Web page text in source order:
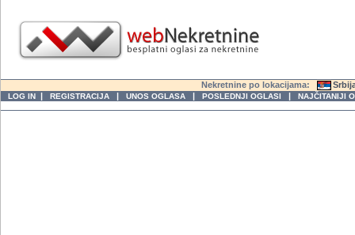
Nekretnine po lokacijama:
LOG IN | REGISTRACIJA | UNOS OGLASA | POSLEDNJI OGLASI | NAJČITANIJI